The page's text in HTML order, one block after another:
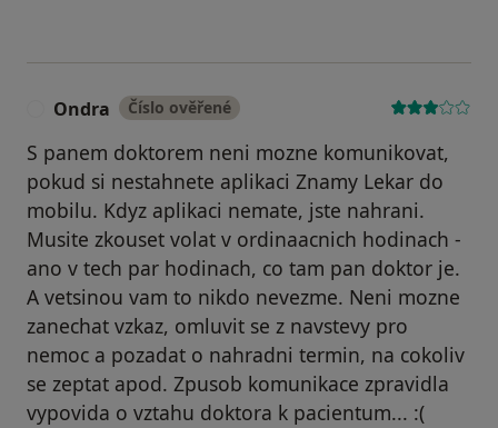
Ondra Číslo ověřené
S panem doktorem neni mozne komunikovat,
pokud si nestahnete aplikaci Znamy Lekar do
mobilu. Kdyz aplikaci nemate, jste nahrani.
Musite zkouset volat v ordinaacnich hodinach -
ano v tech par hodinach, co tam pan doktor je.
A vetsinou vam to nikdo nevezme. Neni mozne
zanechat vzkaz, omluvit se z navstevy pro
nemoc a pozadat o nahradni termin, na cokoliv
se zeptat apod. Zpusob komunikace zpravidla
vypovida o vztahu doktora k pacientum... :(